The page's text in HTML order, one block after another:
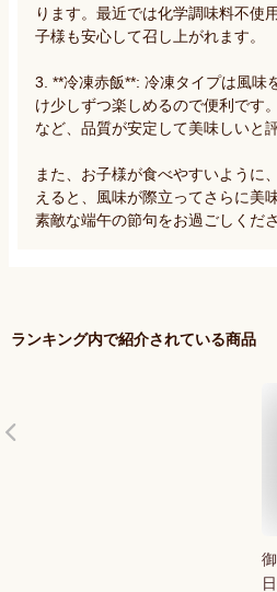
ります。最近では化学調味料不使
子様も安心して召し上がれます。
3. **冷凍赤飯**: 冷凍タイプは風味
け少しずつ楽しめるので便利です
など、品質が安定して美味しいと
また、お子様が食べやすいように
えると、風味が際立ってさらに美
素敵な端午の節句をお過ごしくだ
ランキング内で紹介されている商品